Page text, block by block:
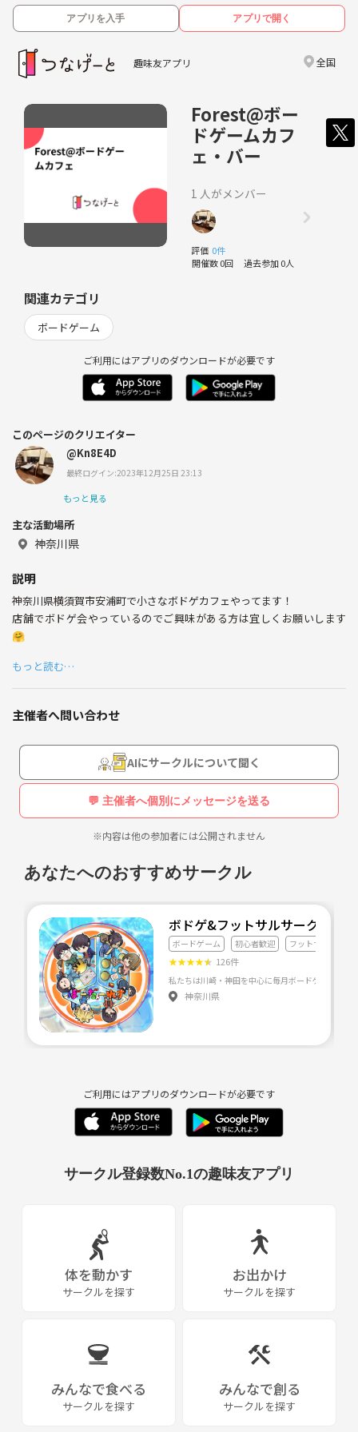
アプリを入手 アプリで開く
趣味友アプリ 全国
Forest@ボー
ドゲームカフ
ェ・バー
1 人がメンバー
評価 0件
開催数 0回 過去参加 0人
関連カテゴリ
ボードゲーム
ご利用にはアプリのダウンロードが必要です
このページのクリエイター
@Kn8E4D
最終ログイン:2023年12月25日 23:13
もっと見る
主な活動場所
神奈川県
説明
神奈川県横須賀市安浦町で小さなボドゲカフェやってます！
店舗でボドゲ会やっているのでご興味がある方は宜しくお願いします
🤗
もっと読む…
主催者へ問い合わせ
AIにサークルについて聞く
💬 主催者へ個別にメッセージを送る
※内容は他の参加者には公開されません
あなたへのおすすめサークル
ボドゲ&フットサルサークル
ボードゲーム 初心者歓迎 フットサル
★★★★★ 126件
神奈川県
ご利用にはアプリのダウンロードが必要です
サークル登録数No.1の趣味友アプリ
体を動かす
サークルを探す
お出かけ
サークルを探す
みんなで食べる
サークルを探す
みんなで創る
サークルを探す